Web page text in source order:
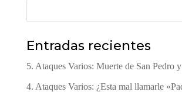
Entradas recientes
5. Ataques Varios: Muerte de San Pedro
4. Ataques Varios: ¿Esta mal llamarle